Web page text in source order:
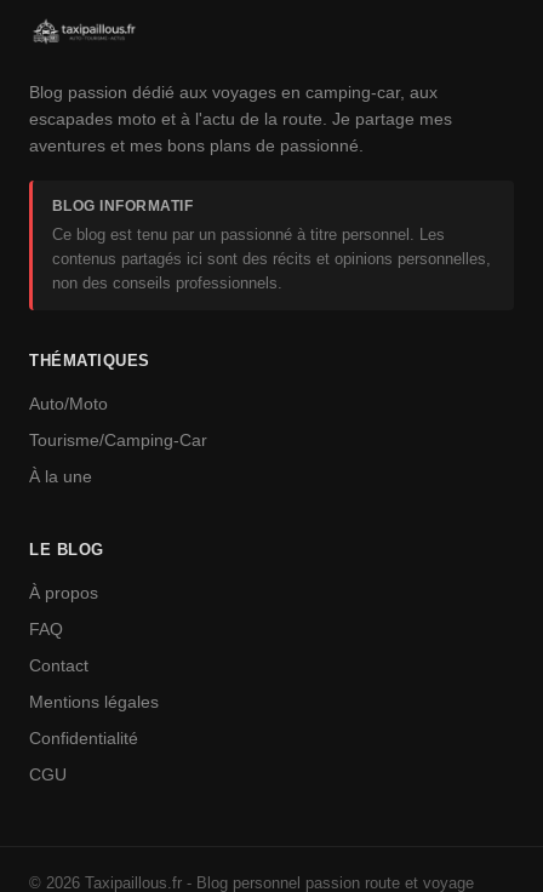
Blog passion dédié aux voyages en camping-car, aux
escapades moto et à l'actu de la route. Je partage mes
aventures et mes bons plans de passionné.
BLOG INFORMATIF
Ce blog est tenu par un passionné à titre personnel. Les
contenus partagés ici sont des récits et opinions personnelles,
non des conseils professionnels.
THÉMATIQUES
Auto/Moto
Tourisme/Camping-Car
À la une
LE BLOG
À propos
FAQ
Contact
Mentions légales
Confidentialité
CGU
© 2026 Taxipaillous.fr - Blog personnel passion route et voyage